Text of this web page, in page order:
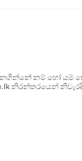
නම් හෝ යම්
නිරන්තරයෙන්